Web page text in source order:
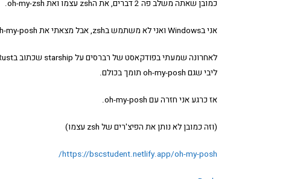
כמובן שאתה משלב פה 2 דברים, את הzsh עצמו ואת oh-my-zsh.
אני בWindows ואני לא משתמש בzsh, אבל מצאתי את oh-my-posh כתחליף.
ליבי שגם oh-my-posh תומך בכולם.
אז כרגע אני חזרה עם oh-my-posh.
(וזה כמובן לא נותן את הפיצ'רים של zsh עצמו)
https://bscstudent.netlify.app/oh-my-posh/